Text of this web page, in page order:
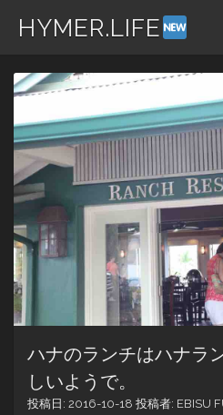
HYMER.LIFE
コ
ン
ン
ツ
へ
ス
ッ
プ
ハナのランチはハナラ
しいようで。
投稿日: 2016-10-18 投稿者: EBISU